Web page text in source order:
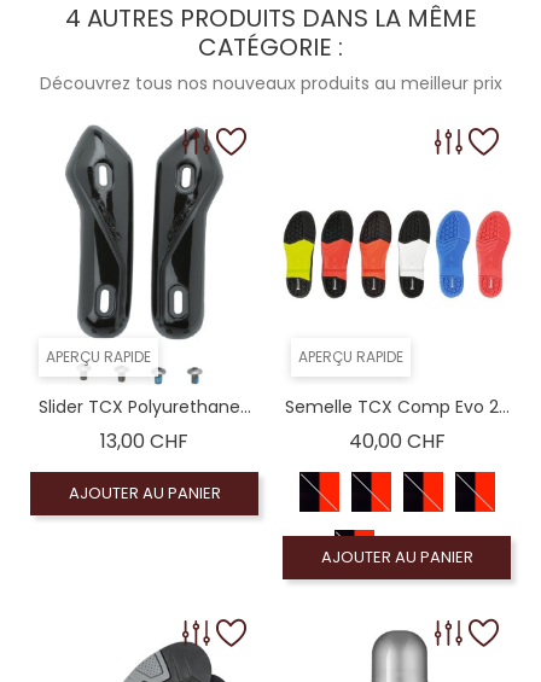
4 AUTRES PRODUITS DANS LA MÊME
CATÉGORIE :
Découvrez tous nos nouveaux produits au meilleur prix
APERÇU RAPIDE
Slider TCX Polyurethane...
13,00 CHF
AJOUTER AU PANIER
APERÇU RAPIDE
Semelle TCX Comp Evo 2...
40,00 CHFPrix
AJOUTER AU PANIER